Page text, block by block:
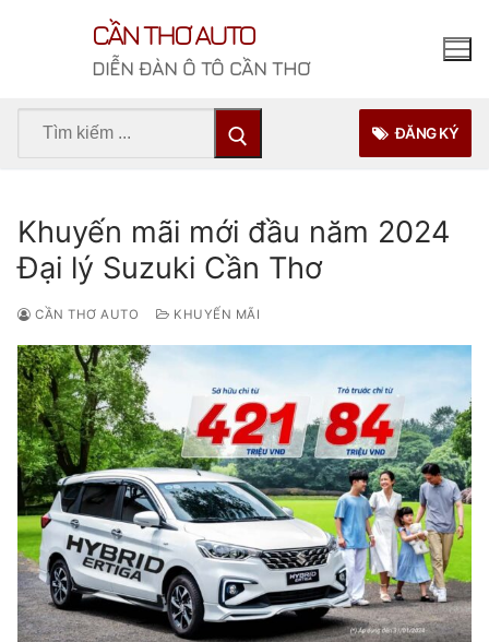
CẦN THƠ AUTO
DIỄN ĐÀN Ô TÔ CẦN THƠ
Tìm
ĐĂNG KÝ
Khuyến mãi mới đầu năm 2024
Đại lý Suzuki Cần Thơ
CẦN THƠ AUTO KHUYẾN MÃI